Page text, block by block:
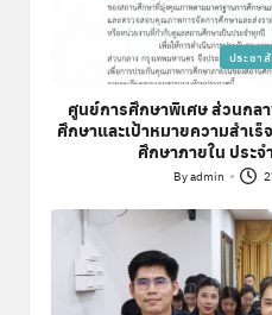
Posted
ประชา
ศูนย์การศึกษาพิเศษ ส่วนกล
ศึกษาและเป้าหมายความสำเ
ศึกษาภายใน ประ
Posted
by
Byadmin